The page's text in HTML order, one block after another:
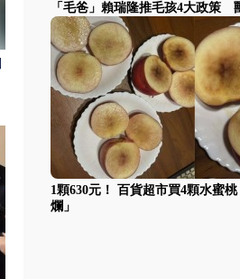
「毛爸」賴瑞隆推毛孩4大政策
1顆630元！ 百貨超市買4顆水蜜
爛」